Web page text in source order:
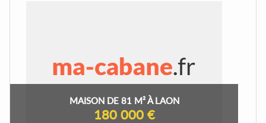
MAISON DE 81 M² À LAON
180 000 €